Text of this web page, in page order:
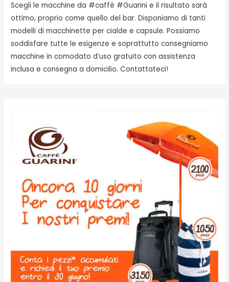
Scegli le macchine da #caffè #Guarini e il risultato sarà
ottimo, proprio come quello del bar. Disponiamo di tanti
modelli di macchinette per cialde e capsule. Possiamo
soddisfare tutte le esigenze e soprattutto consegniamo
macchine in comodato d’uso gratuito con assistenza
inclusa e consegna a domicilio. Contattateci!